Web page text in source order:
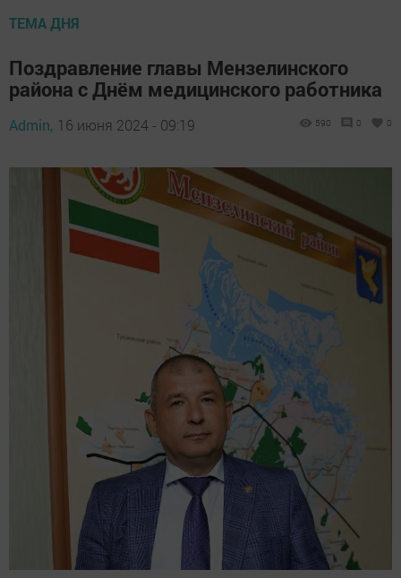
ТЕМА ДНЯ
Поздравление главы Мензелинского
района с Днём медицинского работника
Admin, 16 июня 2024 - 09:19 590 0 0